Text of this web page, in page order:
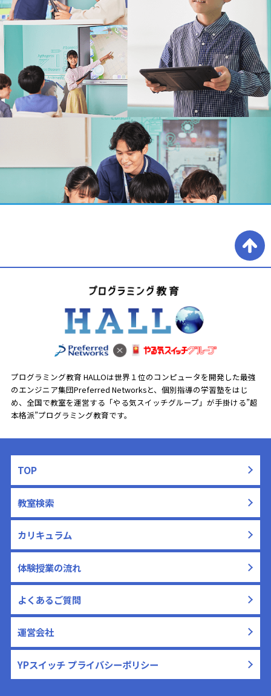
プログラミング教育 HALLOは世界１位のコンピュータを開発した最強
のエンジニア集団Preferred Networksと、 個別指導の学習塾をはじ
め、全国で教室を運営する「やる気スイッチグループ」が手掛ける”超
本格派”プログラミング教育です。
TOP
教室検索
カリキュラム
体験授業の流れ
よくあるご質問
運営会社
YPスイッチ プライバシーポリシー